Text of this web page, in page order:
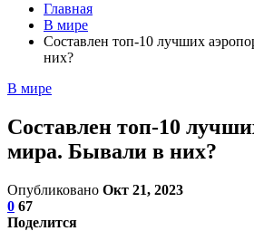
Главная
В мире
Составлен топ-10 лучших
них?
В мире
Составлен топ-10
мира. Бывали в них?
Опубликовано Окт 21, 2023
0 67
Поделится